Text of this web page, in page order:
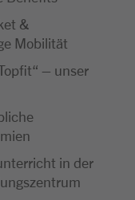
&
Mobilität
– unser
in der